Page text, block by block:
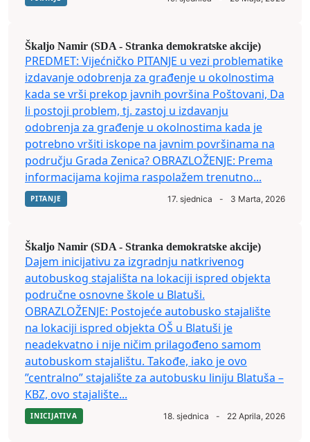
Škaljo Namir (SDA - Stranka demokratske akcije)
PREDMET: Vijećničko PITANJE u vezi problematike
izdavanje odobrenja za građenje u okolnostima
kada se vrši prekop javnih površina Poštovani, Da
li postoji problem, tj. zastoj u izdavanju
odobrenja za građenje u okolnostima kada je
potrebno vršiti iskope na javnim površinama na
području Grada Zenica? OBRAZLOŽENJE: Prema
informacijama kojima raspolažem trenutno...
PITANJE 17. sjednica - 3 Marta, 2026
Škaljo Namir (SDA - Stranka demokratske akcije)
Dajem inicijativu za izgradnju natkrivenog
autobuskog stajališta na lokaciji ispred objekta
područne osnovne škole u Blatuši.
OBRAZLOŽENJE: Postojeće autobusko stajalište
na lokaciji ispred objekta OŠ u Blatuši je
neadekvatno i nije ničim prilagođeno samom
autobuskom stajalištu. Takođe, iako je ovo
”centralno” stajalište za autobusku liniju Blatuša –
KBZ, ovo stajalište...
INICIJATIVA 18. sjednica - 22 Aprila, 2026